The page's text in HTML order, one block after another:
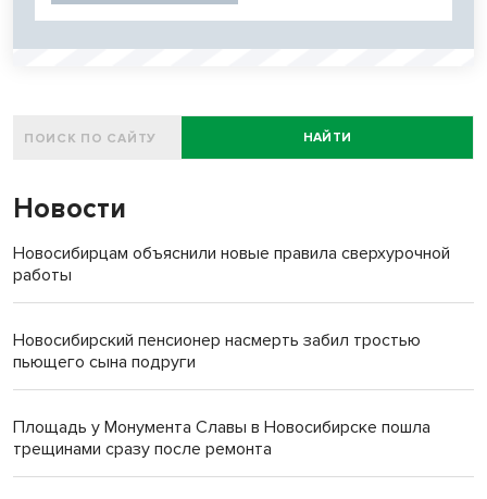
НАЙТИ
Новости
Новосибирцам объяснили новые правила сверхурочной
работы
Новосибирский пенсионер насмерть забил тростью
пьющего сына подруги
Площадь у Монумента Славы в Новосибирске пошла
трещинами сразу после ремонта